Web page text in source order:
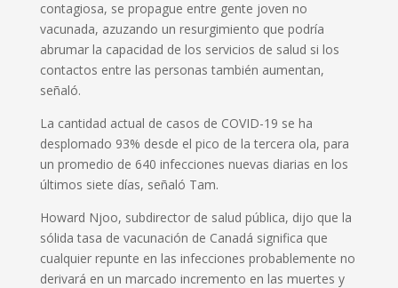
contagiosa, se propague entre gente joven no
vacunada, azuzando un resurgimiento que podría
abrumar la capacidad de los servicios de salud si los
contactos entre las personas también aumentan,
señaló.
La cantidad actual de casos de COVID-19 se ha
desplomado 93% desde el pico de la tercera ola, para
un promedio de 640 infecciones nuevas diarias en los
últimos siete días, señaló Tam.
Howard Njoo, subdirector de salud pública, dijo que la
sólida tasa de vacunación de Canadá significa que
cualquier repunte en las infecciones probablemente no
derivará en un marcado incremento en las muertes y